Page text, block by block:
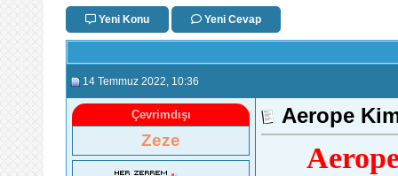
Yeni Konu Yeni Cevap
14 Temmuz 2022 , 10:36
Çevrimdışı
Zeze
Aerope